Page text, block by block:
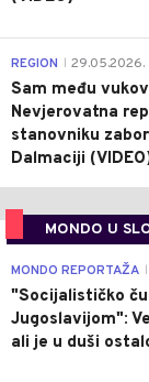
REGION 29.05.2026.
Sam među
Nevjerovatna
stanovniku
Dalmaciji
MONDO U
MONDO REPORTAŽA
"Socijalističko
Jugoslavijom":
ali je u duši